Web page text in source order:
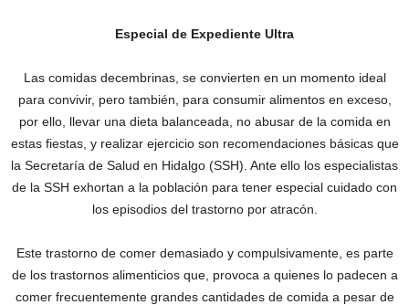
Especial de Expediente Ultra
Las comidas decembrinas, se convierten en un momento ideal
para convivir, pero también, para consumir alimentos en exceso,
por ello, llevar una dieta balanceada, no abusar de la comida en
estas fiestas, y realizar ejercicio son recomendaciones básicas que
la Secretaría de Salud en Hidalgo (SSH). Ante ello los especialistas
de la SSH exhortan a la población para tener especial cuidado con
los episodios del trastorno por atracón.
Este trastorno de comer demasiado y compulsivamente, es parte
de los trastornos alimenticios que, provoca a quienes lo padecen a
comer frecuentemente grandes cantidades de comida a pesar de